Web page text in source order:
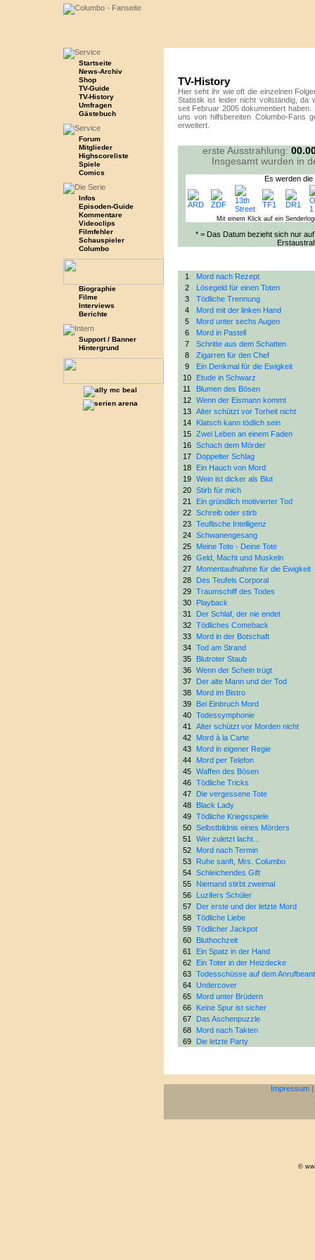
Startseite
News-Archiv
Shop
TV-Guide
TV-History
Umfragen
Gästebuch
Forum
Mitglieder
Highscoreliste
Spiele
Comics
Infos
Episoden-Guide
Kommentare
Videoclips
Filmfehler
Schauspieler
Columbo
Biographie
Filme
Interviews
Berichte
Support / Banner
Hintergrund
TV-History
Hier seht ihr wie oft die einzelnen
Statistik ist leider nicht vollständig, da
seit Februar 2005 dokumentiert
uns von hilfsbereiten Columbo-Fans
erweitert.
erste Ausstrahlung:
Insgesamt wurden in
Es werden die
Mit einem Klick auf ein
* = Das Datum bezieht sich nur
1
Mord nach Rezept
2
Lösegeld für einen Toten
3
Tödliche Trennung
4
Mord mit der linken Hand
5
Mord unter sechs Augen
6
Mord in Pastell
7
Schritte aus dem Schatten
8
Zigarren für den Chef
9
Ein Denkmal für die Ewigkeit
10
Etude in Schwarz
11
Blumen des Bösen
12
Wenn der Eismann kommt
13
Alter schützt vor Torheit nicht
14
Klatsch kann tödlich sein
15
Zwei Leben an einem Faden
16
Schach dem Mörder
17
Doppelter Schlag
18
Ein Hauch von Mord
19
Wein ist dicker als Blut
20
Stirb für mich
21
Ein gründlich motivierter Tod
22
Schreib oder stirb
23
Teuflische Intelligenz
24
Schwanengesang
25
Meine Tote - Deine Tote
26
Geld, Macht und Muskeln
27
Momentaufnahme für die Ewigkeit
28
Des Teufels Corporal
29
Traumschiff des Todes
30
Playback
31
Der Schlaf, der nie endet
32
Tödliches Comeback
33
Mord in der Botschaft
34
Tod am Strand
35
Blutroter Staub
36
Wenn der Schein trügt
37
Der alte Mann und der Tod
38
Mord im Bistro
39
Bei Einbruch Mord
40
Todessymphonie
41
Alter schützt vor Morden nicht
42
Mord à la Carte
43
Mord in eigener Regie
44
Mord per Telefon
45
Waffen des Bösen
46
Tödliche Tricks
47
Die vergessene Tote
48
Black Lady
49
Tödliche Kriegsspiele
50
Selbstbildnis eines Mörders
51
Wer zuletzt lacht...
52
Mord nach Termin
53
Ruhe sanft, Mrs. Columbo
54
Schleichendes Gift
55
Niemand stirbt zweimal
56
Luzifers Schüler
57
Der erste und der letzte Mord
58
Tödliche Liebe
59
Tödlicher Jackpot
60
Bluthochzeit
61
Ein Spatz in der Hand
62
Ein Toter in der Heizdecke
63
Todesschüsse auf dem
64
Undercover
65
Mord unter Brüdern
66
Keine Spur ist sicher
67
Das Aschenpuzzle
68
Mord nach Takten
69
Die letzte Party
Impressum |
©